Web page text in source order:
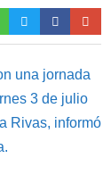
una jornada
3 de julio
Rivas, informó